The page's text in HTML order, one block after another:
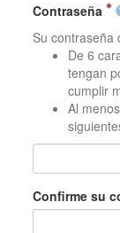
Contraseña
Su contraseña
De 6
tengan
cumplir
Al
Confirme su